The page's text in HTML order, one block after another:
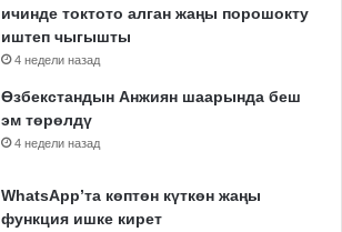
ичинде токтото алган жаңы порошокту
иштеп чыгышты
4 недели назад
Өзбекстандын Анжиян шаарында беш
эм төрөлдү
4 недели назад
WhatsApp’та көптөн күткөн жаңы
функция ишке кирет